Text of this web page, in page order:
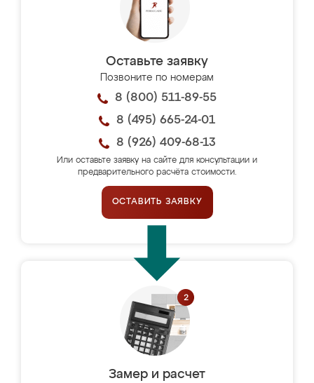
Оставьте заявку
Позвоните по номерам
8 (800) 511-89-55
8 (495) 665-24-01
8 (926) 409-68-13
Или оставьте заявку на сайте для консультации и
предварительного расчёта стоимости.
ОСТАВИТЬ ЗАЯВКУ
Замер и расчет